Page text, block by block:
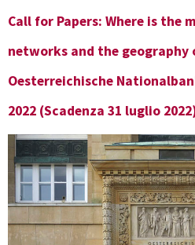
Call for Papers: Where is the
networks and the
Oesterreichische
2022 (Scadenza 31 luglio